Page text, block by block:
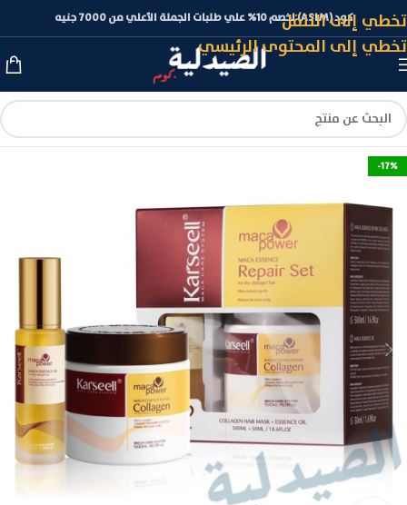
تخطي إلى التنقل
تخطي إلى المحتوى الرئيسي
كود (ASLM) لخصم 10% علي طلبات الجملة الأعلي من 7000 جنيه
-17%